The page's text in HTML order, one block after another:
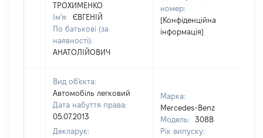
ТРОХИМЕНКО
Ім'я:
ЄВГЕНІЙ
По батькові (за
наявності):
АНАТОЛІЙОВИЧ
номер:
[Конфіденційна
інформація]
Вид об'єкта:
Автомобіль легковий
Дата набуття права:
05.07.2013
Декларує:
Марка:
Mercedes-Benz
Модель:
308B
Рік випуску: